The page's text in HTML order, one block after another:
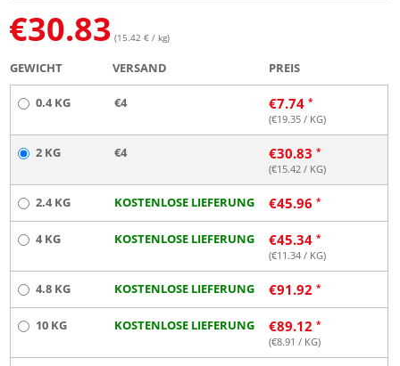
€30.83 (15.42 € / kg)
GEWICHT VERSAND PREIS
0.4 KG €4 €7.74
(€19.35 / KG)
2 KG €4 €30.83
(€15.42 / KG)
2.4 KG KOSTENLOSE LIEFERUNG €45.96
4 KG KOSTENLOSE LIEFERUNG €45.34
(€11.34 / KG)
4.8 KG KOSTENLOSE LIEFERUNG €91.92
10 KG KOSTENLOSE LIEFERUNG €89.12
(€8.91 / KG)